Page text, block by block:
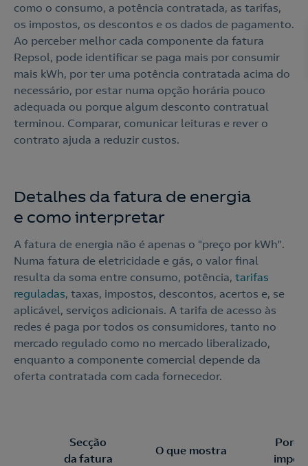
como o consumo, a potência contratada, as tarifas,
os impostos, os descontos e os dados de pagamento.
Ao perceber melhor cada componente da fatura
Repsol, pode identificar se paga mais por consumir
mais kWh, por ter uma potência contratada acima do
necessário, por estar numa opção horária pouco
adequada ou porque algum desconto contratual
terminou. Comparar, comunicar leituras e rever o
contrato ajuda a reduzir custos.
Detalhes da fatura de energia
e como interpretar
A fatura de energia não é apenas o "preço por kWh".
Numa fatura de eletricidade e gás, o valor final
resulta da soma entre consumo, potência, tarifas
reguladas, taxas, impostos, descontos, acertos e, se
aplicável, serviços adicionais. A tarifa de acesso às
redes é paga por todos os consumidores, tanto no
mercado regulado como no mercado liberalizado,
enquanto a componente comercial depende da
oferta contratada com cada fornecedor.
Secção
da fatura
O que mostra